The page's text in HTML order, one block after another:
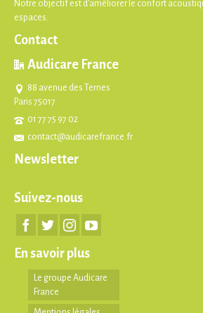
Notre objectif est d'améliorer le confort
espaces.
Contact
Audicare France
88 avenue des Ternes
Paris 75017
01 77 75 97 02
contact@audicarefrance.fr
Newsletter
Suivez-nous
En savoir plus
Le groupe Audicare
France